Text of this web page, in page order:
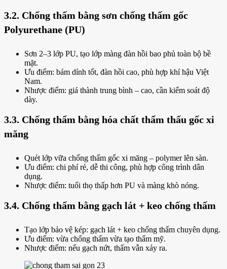
3.2. Chống thấm bằng sơn chống thấm gốc
Polyurethane (PU)
Sơn 2–3 lớp PU, tạo lớp màng đàn hồi bao phủ toàn bộ bề
mặt.
Ưu điểm: bám dính tốt, đàn hồi cao, phù hợp khí hậu Việt
Nam.
Nhược điểm: giá thành trung bình – cao, cần kiểm soát độ
dày.
3.3. Chống thấm bằng hóa chất thẩm thấu gốc xi
măng
Quét lớp vữa chống thấm gốc xi măng – polymer lên sàn.
Ưu điểm: chi phí rẻ, dễ thi công, phù hợp công trình dân
dụng.
Nhược điểm: tuổi thọ thấp hơn PU và màng khò nóng.
3.4. Chống thấm bằng gạch lát + keo chống thấm
Tạo lớp bảo vệ kép: gạch lát + keo chống thấm chuyên dụng.
Ưu điểm: vừa chống thấm vừa tạo thẩm mỹ.
Nhược điểm: nếu gạch nứt, thấm vẫn xảy ra.